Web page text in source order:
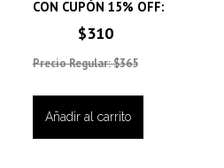
CON CUPÓN 15% OFF:
$310
Precio Regular: $365
Añadir al carrito